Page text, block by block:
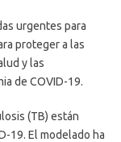
urgentes para
proteger a las
y las
de COVID-19.
(TB) están
19. El modelado ha